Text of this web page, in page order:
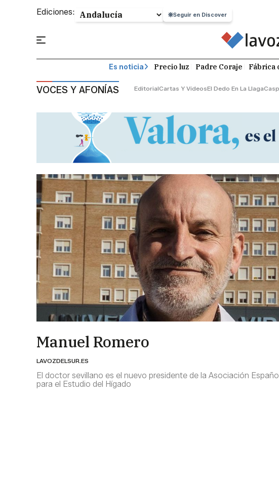
Ediciones: Seguir en Discover
Es noticia Precio luz Padre Coraje Fábrica
VOCES Y AFONÍAS EditorialCartas Y VídeosEl Dedo En La Llaga
Manuel Romero
LAVOZDELSUR.ES
El doctor sevillano es el nuevo presidente de la Asociación
para el Estudio del Hígado